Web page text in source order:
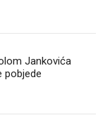
Jankovića
pobjede